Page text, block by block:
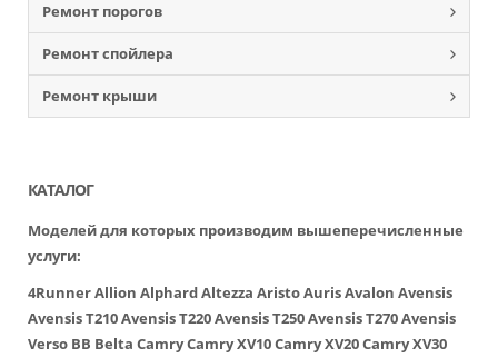
Ремонт порогов
Ремонт спойлера
Ремонт крыши
КАТАЛОГ
Моделей для которых производим вышеперечисленные
услуги:
4RunnerAllion AlphardAltezza AristoAurisAvalon Avensis
Avensis T210Avensis T220Avensis T250Avensis T270Avensis
Verso BB Belta CamryCamry XV10Camry XV20Camry XV30